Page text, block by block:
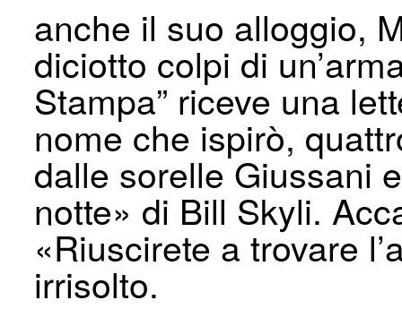
anche il suo alloggio,
diciotto colpi di
Stampa” riceve una
nome che ispirò,
dalle sorelle Giussani
notte» di Bill Skyli.
«Riuscirete a trovare
irrisolto.